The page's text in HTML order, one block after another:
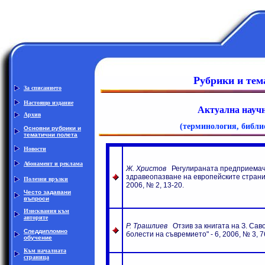
Рубрики и
Актуална
(терминология,
Ж. Христов Регулираната
здравеопазване на европейските страни
2006, № 2, 13-20.
Р. ТрашлиевОтзив за книгата на З.
болести на съвремието" - 6, 2006, № 3,
За списанието
Настоящо издание
Архив
Основни рубрики и
тематични полета
Новости
Абонамент и реклама
Полезни връзки
Често задавани
въпроси
Изисквания към
авторите
Следдипломно
обучение
Към началната
страница